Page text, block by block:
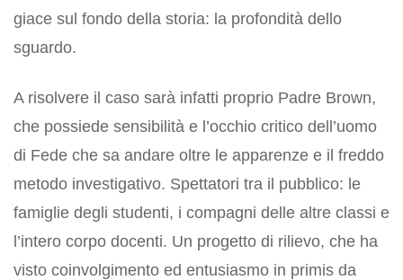
giace sul fondo della storia: la profondità dello
sguardo.
A risolvere il caso sarà infatti proprio Padre Brown,
che possiede sensibilità e l’occhio critico dell’uomo
di Fede che sa andare oltre le apparenze e il freddo
metodo investigativo. Spettatori tra il pubblico: le
famiglie degli studenti, i compagni delle altre classi e
l’intero corpo docenti. Un progetto di rilievo, che ha
visto coinvolgimento ed entusiasmo in primis da